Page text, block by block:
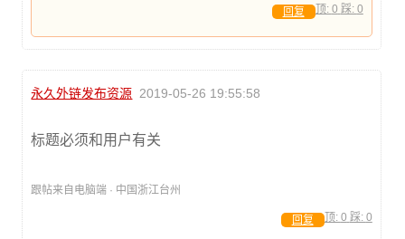
顶: 0 踩: 0
回复
永久外链发布资源 2019-05-26 19:55:58
标题必须和用户有关
跟帖来自电脑端 · 中国浙江台州
顶: 0 踩: 0
回复